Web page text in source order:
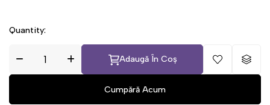
Quantity:
Adaugă În Coș